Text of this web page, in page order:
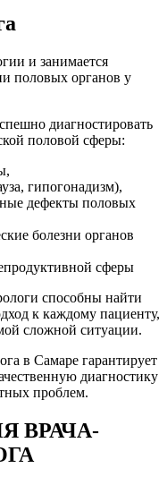
и занимается
половых органов у
диагностировать
половой сферы:
гипогонадизм),
дефекты половых
болезни органов
сферы
способны найти
к каждому пациенту,
сложной ситуации.
в Самаре гарантирует
диагностику
проблем.
ВРАЧА-